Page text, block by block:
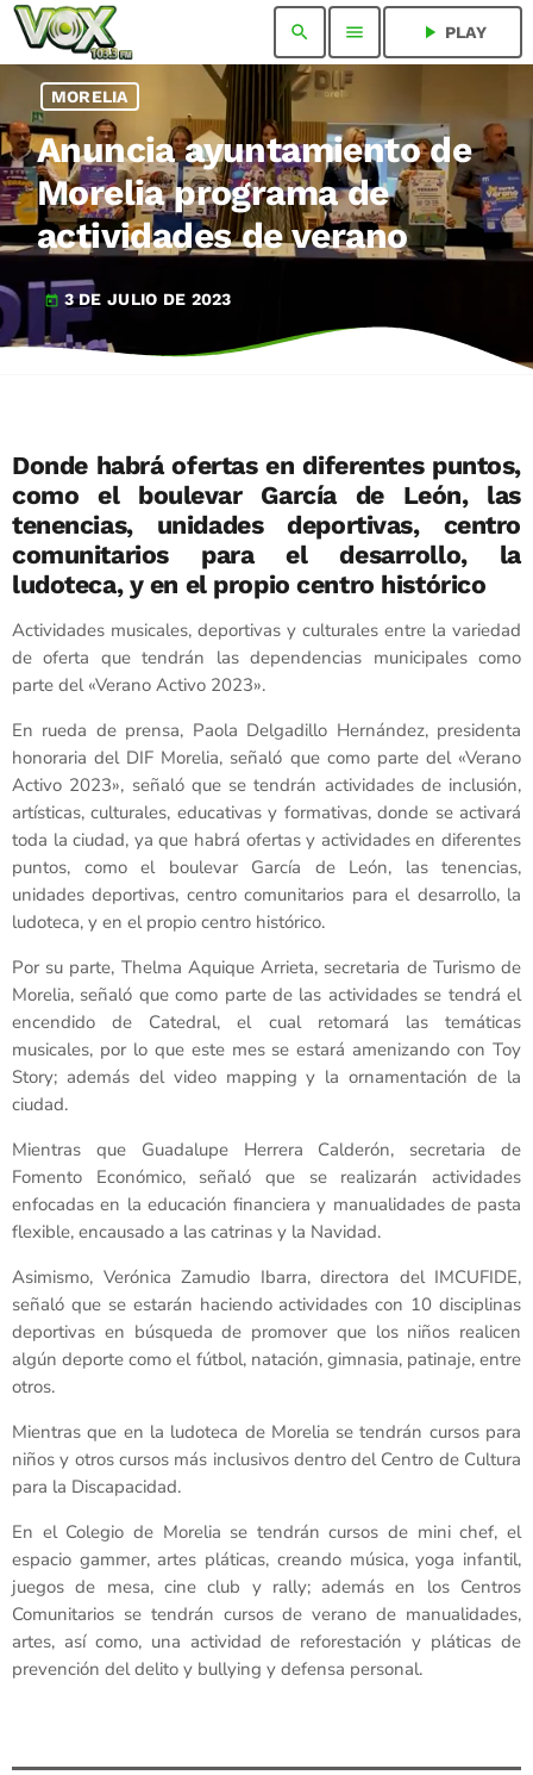
search menu play_arrow PLAY
MORELIA
Anuncia ayuntamiento de
Morelia programa de
actividades de verano
today 3 DE JULIO DE 2023
Donde habrá ofertas en diferentes puntos,
como el boulevar García de León, las
tenencias, unidades deportivas, centro
comunitarios para el desarrollo, la
ludoteca, y en el propio centro histórico
Actividades musicales, deportivas y culturales entre la variedad
de oferta que tendrán las dependencias municipales como
parte del «Verano Activo 2023».
En rueda de prensa, Paola Delgadillo Hernández, presidenta
honoraria del DIF Morelia, señaló que como parte del «Verano
Activo 2023», señaló que se tendrán actividades de inclusión,
artísticas, culturales, educativas y formativas, donde se activará
toda la ciudad, ya que habrá ofertas y actividades en diferentes
puntos, como el boulevar García de León, las tenencias,
unidades deportivas, centro comunitarios para el desarrollo, la
ludoteca, y en el propio centro histórico.
Por su parte, Thelma Aquique Arrieta, secretaria de Turismo de
Morelia, señaló que como parte de las actividades se tendrá el
encendido de Catedral, el cual retomará las temáticas
musicales, por lo que este mes se estará amenizando con Toy
Story; además del video mapping y la ornamentación de la
ciudad.
Mientras que Guadalupe Herrera Calderón, secretaria de
Fomento Económico, señaló que se realizarán actividades
enfocadas en la educación financiera y manualidades de pasta
flexible, encausado a las catrinas y la Navidad.
Asimismo, Verónica Zamudio Ibarra, directora del IMCUFIDE,
señaló que se estarán haciendo actividades con 10 disciplinas
deportivas en búsqueda de promover que los niños realicen
algún deporte como el fútbol, natación, gimnasia, patinaje, entre
otros.
Mientras que en la ludoteca de Morelia se tendrán cursos para
niños y otros cursos más inclusivos dentro del Centro de Cultura
para la Discapacidad.
En el Colegio de Morelia se tendrán cursos de mini chef, el
espacio gammer, artes pláticas, creando música, yoga infantil,
juegos de mesa, cine club y rally; además en los Centros
Comunitarios se tendrán cursos de verano de manualidades,
artes, así como, una actividad de reforestación y pláticas de
prevención del delito y bullying y defensa personal.